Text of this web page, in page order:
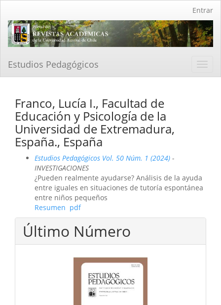
Contenido
principal
Barra
Entrar
Estudios Pedagógicos
Franco, Lucía I., Facultad de
Educación y Psicología de la
Universidad de Extremadura,
España., España
Estudios Pedagógicos Vol. 50 Núm. 1 (2024) -
INVESTIGACIONES
¿Pueden realmente ayudarse? Análisis de la ayuda
entre iguales en situaciones de tutoría espontánea
entre niños pequeños
Resumen pdf
Último Número